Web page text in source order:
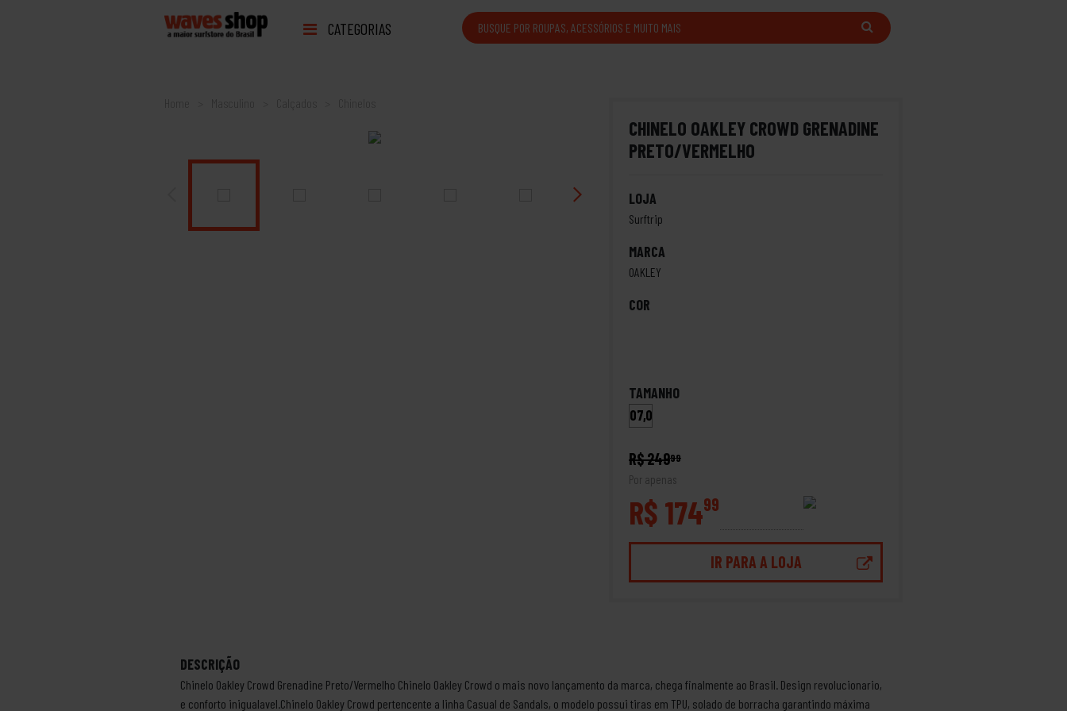
CATEGORIAS
Home
CHINELO OAKLEY CROWD GRENADINE
PRETO/VERMELHO
LOJA
Surftrip
MARCA
OAKLEY
COR
TAMANHO
07,0
R$ 24999
Por apenas
R$ 17499
IR PARA A LOJA
DESCRIÇÃO
Chinelo Oakley Crowd Grenadine Preto/Vermelho Chinelo Oakley Crowd o mais novo lançamento da marca, chega finalmente ao Brasil. Design revolucionario,
e conforto inigualavel.Chinelo Oakley Crowd pertencente a linha Casual de Sandals, o modelo possui tiras em TPU, solado de borracha garantindo máxima